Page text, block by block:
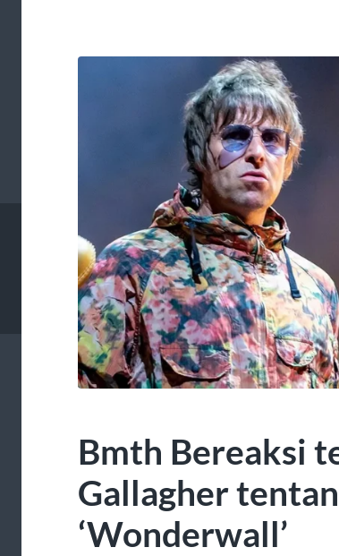
Bmth Bereaksi
Gallagher
‘Wonderwall’